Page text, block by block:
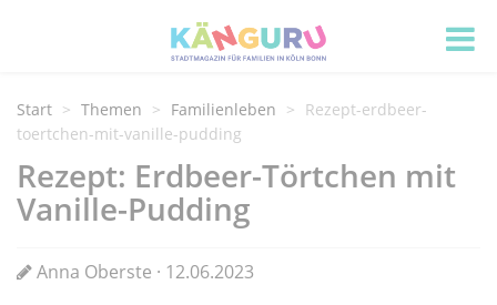
Start Themen Familienleben
Rezept-erdbeer-
toertchen-mit-vanille-pudding
Rezept: Erdbeer-Törtchen mit
Vanille-Pudding
Anna Oberste · 12.06.2023